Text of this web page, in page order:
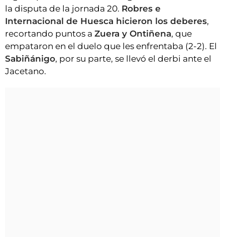
CLUB DEL AMIGO MILITANTE
INICIAR SESIÓN
la disputa de la jornada 20. Robres e
Internacional de Huesca hicieron los deberes,
recortando puntos a Zuera y Ontiñena, que
empataron en el duelo que les enfrentaba (2-2). El
Sabiñánigo, por su parte, se llevó el derbi ante el
Jacetano.